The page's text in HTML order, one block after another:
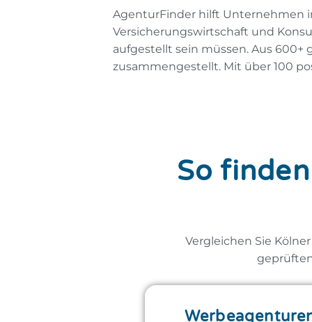
AgenturFinder hilft Unternehmen
Versicherungswirtschaft und
aufgestellt sein müssen. Aus
zusammengestellt. Mit über 100
So
Vergleichen Sie